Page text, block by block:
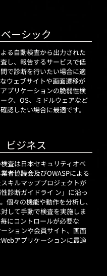
ベーシック
る自動検査から出力された
し、報告するサービスで低
で診断を行いたい場合に適
ウェブサイトや画面遷移が
プリケーションの脆弱性検
ク、OS、ミドルウェアなど
認したい場合に最適です。
ビジネス
査は日本セキュリティオペ
者協議会及びOWASPによる
キルマッププロジェクトが
診断ガイドライ ン」に沿っ
個々の機能や動作を分析し、
して手動で検査を実施しま
にコントロールが必要な
ションや会員サイト、画面
アプリケーションに最適